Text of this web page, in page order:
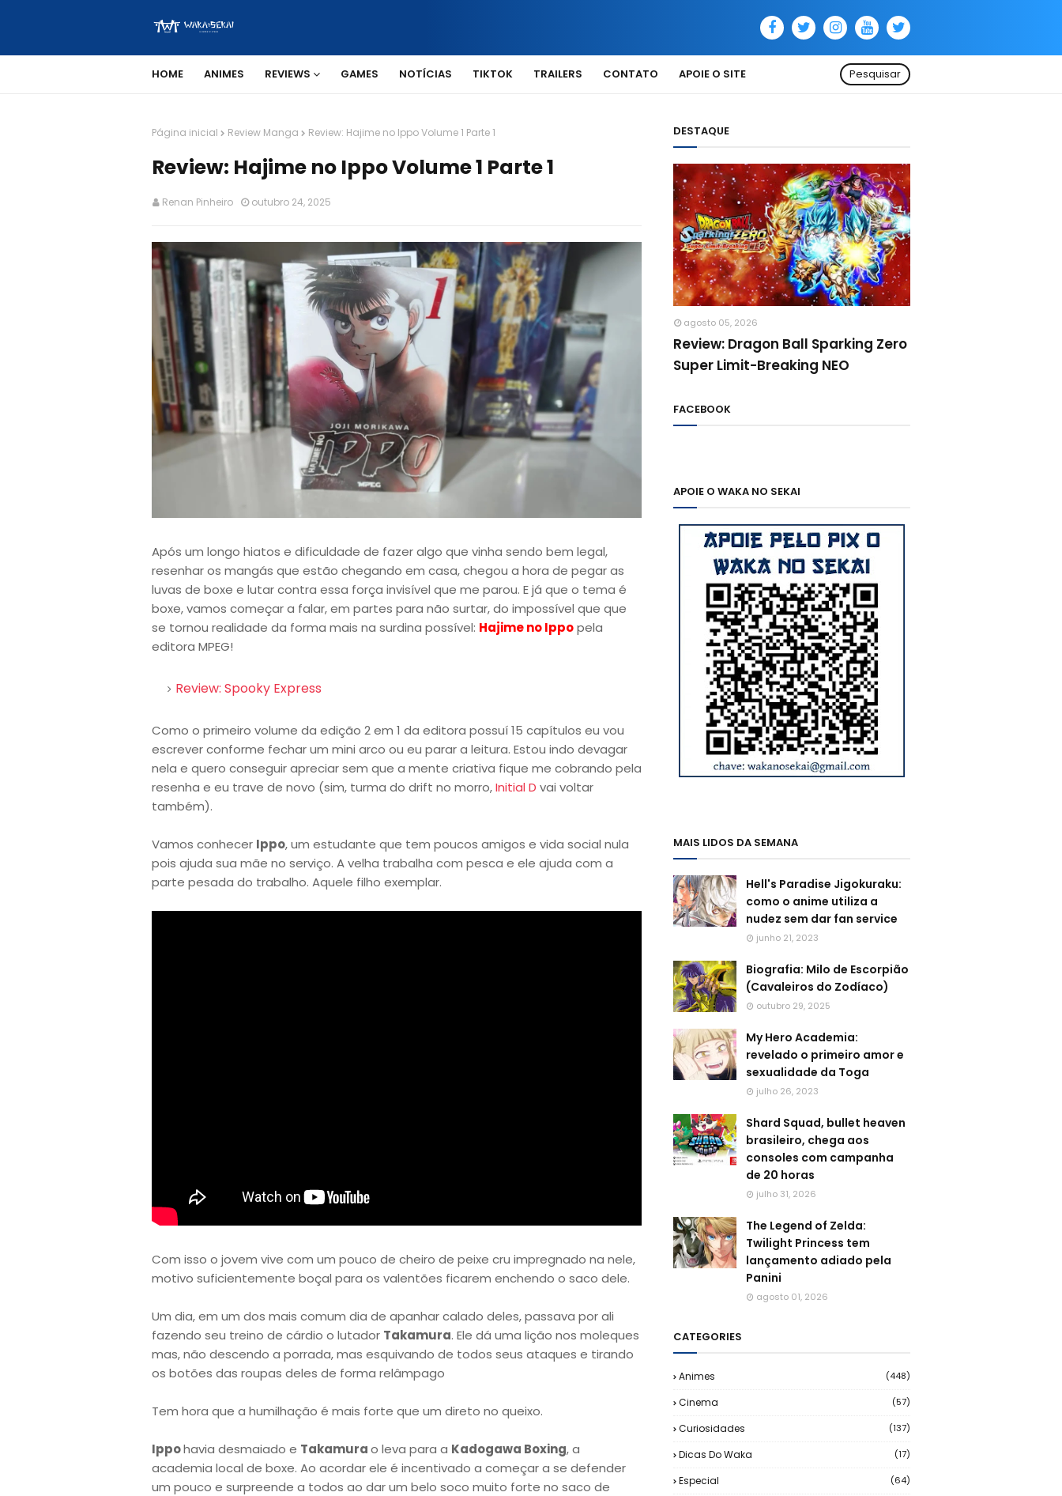
HOME ANIMES REVIEWS GAMES NOTÍCIAS TIKTOK TRAILERS CONTATO APOIE O SITE Pesquisar
Página inicial Review Manga Review: Hajime no Ippo Volume 1 Parte 1
Review: Hajime no Ippo Volume 1 Parte 1
Renan Pinheiro outubro 24, 2025
Após um longo hiatos e dificuldade de fazer algo que vinha sendo bem legal,
resenhar os mangás que estão chegando em casa, chegou a hora de pegar as
luvas de boxe e lutar contra essa força invisível que me parou. E já que o tema é
boxe, vamos começar a falar, em partes para não surtar, do impossível que que
se tornou realidade da forma mais na surdina possível: Hajime no Ippopela
editora MPEG!
Review: Spooky Express
Como o primeiro volume da edição 2 em 1 da editora possuí 15 capítulos eu vou
escrever conforme fechar um mini arco ou eu parar a leitura. Estou indo devagar
nela e quero conseguir apreciar sem que a mente criativa fique me cobrando pela
resenha e eu trave de novo (sim, turma do drift no morro,Initial D vai voltar
também).
Vamos conhecer Ippo, um estudante que tem poucos amigos e vida social nula
pois ajuda sua mãe no serviço. A velha trabalha com pesca e ele ajuda com a
parte pesada do trabalho. Aquele filho exemplar.
Com isso o jovem vive com um pouco de cheiro de peixe cru impregnado na nele,
motivo suficientemente boçal para os valentões ficarem enchendo o saco dele.
Um dia, em um dos mais comum dia de apanhar calado deles, passava por ali
fazendo seu treino de cárdio o lutador Takamura. Ele dá uma lição nos moleques
mas, não descendo a porrada, mas esquivando de todos seus ataques e tirando
os botões das roupas deles de forma relâmpago
Tem hora que a humilhação é mais forte que um direto no queixo.
Ippohavia desmaiado e Takamurao leva para a Kadogawa Boxing, a
academia local de boxe. Ao acordar ele é incentivado a começar a se defender
um pouco e surpreende a todos ao dar um belo soco muito forte no saco de
DESTAQUE
agosto 05, 2026
Review: Dragon Ball Sparking Zero
Super Limit-Breaking NEO
FACEBOOK
APOIE O WAKA NO SEKAI
MAIS LIDOS DA SEMANA
Hell's Paradise Jigokuraku:
como o anime utiliza a
nudez sem dar fan service
junho 21, 2023
Biografia: Milo de Escorpião
(Cavaleiros do Zodíaco)
outubro 29, 2025
My Hero Academia:
revelado o primeiro amor e
sexualidade da Toga
julho 26, 2023
Shard Squad, bullet heaven
brasileiro, chega aos
consoles com campanha
de 20 horas
julho 31, 2026
The Legend of Zelda:
Twilight Princess tem
lançamento adiado pela
Panini
agosto 01, 2026
CATEGORIES
Animes (448)
Cinema (57)
Curiosidades (137)
Dicas Do Waka (17)
Especial (64)